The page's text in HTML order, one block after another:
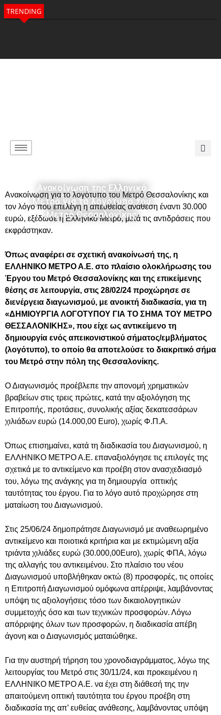
TRENDING
Ανακοίνωση της Ελληνικό
Μετρό για το λογότυπο του
Μετρό Θεσσαλονίκης
Ανακοίνωση για το λογότυπο του Μετρό Θεσσαλονίκης και
τον λόγο που επελέγη η απευθείας ανάθεση έναντι 30.000
ευρώ, εξέδωσε η Ελληνικό Μετρό, μετά τις αντιδράσεις που
εκφράστηκαν.
Όπως αναφέρει σε σχετική ανακοίνωσή της, η
ΕΛΛΗΝΙΚΟ ΜΕΤΡΟ Α.Ε. στο πλαίσιο ολοκλήρωσης του
Έργου του Μετρό Θεσσαλονίκης και της επικείμενης
θέσης σε λειτουργία, στις 28/02/24 προχώρησε σε
διενέργεια διαγωνισμού, με ανοικτή διαδικασία, για τη
«ΔΗΜΙΟΥΡΓΙΑ ΛΟΓΟΤΥΠΟΥ ΓΙΑ ΤΟ ΣΗΜΑ ΤΟΥ ΜΕΤΡΟ
ΘΕΣΣΑΛΟΝΙΚΗΣ», που είχε ως αντικείμενο τη
δημιουργία ενός απεικονιστικού σήματος/εμβλήματος
(λογότυπο), το οποίο θα αποτελούσε το διακριτικό σήμα
του Μετρό στην πόλη της Θεσσαλονίκης.
Ο Διαγωνισμός προέβλεπε την απονομή χρηματικών
βραβείων στις τρεις πρώτες, κατά την αξιολόγηση της
Επιτροπής, προτάσεις, συνολικής αξίας δεκατεσσάρων
χιλιάδων ευρώ (14.000,00 Euro), χωρίς Φ.Π.Α.
Όπως επισημαίνει, κατά τη διαδικασία του Διαγωνισμού, η
ΕΛΛΗΝΙΚΟ ΜΕΤΡΟ Α.Ε. επαναξιολόγησε τις επιλογές της
σχετικά με το αντικείμενο και προέβη στον ανασχεδιασμό
του, λόγω της ανάγκης για τη δημιουργία οπτικής
ταυτότητας του έργου. Για το λόγο αυτό προχώρησε στη
ματαίωση του Διαγωνισμού.
Στις 25/06/24 δημοπράτησε Διαγωνισμό με αναθεωρημένο
αντικείμενο και ποιοτικά κριτήρια και με εκτιμώμενη αξία
τριάντα χιλιάδες ευρώ (30.000,00Euro), χωρίς ΦΠΑ, λόγω
της αλλαγής του αντικειμένου. Στο πλαίσιο του νέου
Διαγωνισμού υποβλήθηκαν οκτώ (8) προσφορές, τις οποίες
η Επιτροπή Διαγωνισμού ομόφωνα απέρριψε, λαμβάνοντας
υπόψη τις αξιολογήσεις τόσο των δικαιολογητικών
συμμετοχής όσο και των τεχνικών προσφορών. Λόγω
απόρριψης όλων των προσφορών, η διαδικασία απέβη
άγονη και ο Διαγωνισμός ματαιώθηκε.
Για την αυστηρή τήρηση του χρονοδιαγράμματος, λόγω της
λειτουργίας του Μετρό στις 30/11/24, και προκειμένου η
ΕΛΛΗΝΙΚΟ ΜΕΤΡΟ Α.Ε. να έχει στη διάθεσή της την
απαιτούμενη οπτική ταυτότητα του έργου προέβη στη
διαδικασία της απ’ ευθείας ανάθεσης, λαμβάνοντας υπόψη